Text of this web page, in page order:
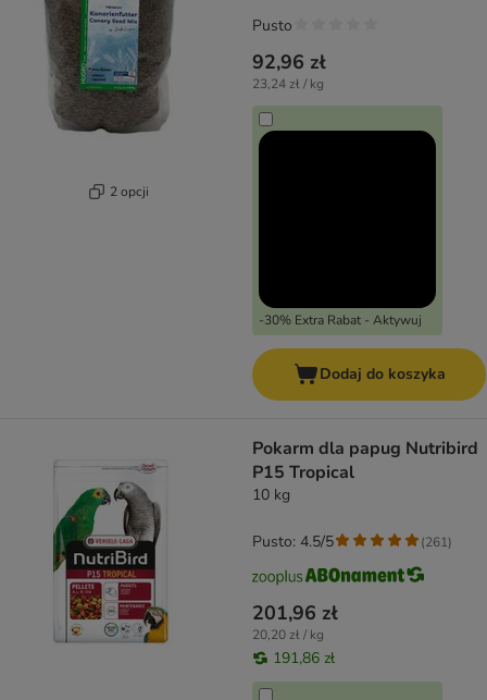
2 opcji
92,96 zł
23,24 zł / kg
-30% Extra Rabat - Aktywuj
Pusto
Dodaj do koszyka
Pokarm dla papug Nutribird
P15 Tropical
10 kg
201,96 zł
20,20 zł / kg
191,86 zł
Pusto: 4.5/5 (261)